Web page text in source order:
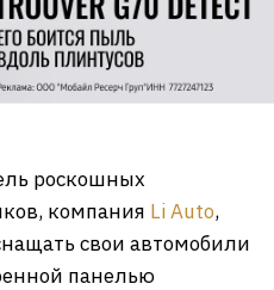
роскошных
компания Li Auto,
свои автомобили
панелью